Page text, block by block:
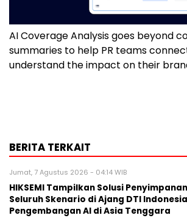
AI Coverage Analysis goes beyond
summaries to help PR teams
understand the impact on their
BERITA TERKAIT
Jumat, 7 Agustus 2026 - 04:14 WIB
HIKSEMI Tampilkan Solusi
Seluruh Skenario di Ajang DTI
Pengembangan AI di Asia Tenggara